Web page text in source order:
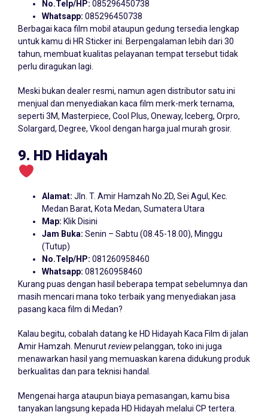
No.Telp/HP: 085296450738
Whatsapp: 085296450738
Berbagai kaca film mobil ataupun gedung tersedia lengkap
untuk kamu di HR Sticker ini. Berpengalaman lebih dari 30
tahun, membuat kualitas pelayanan tempat tersebut tidak
perlu diragukan lagi.
Meski bukan dealer resmi, namun agen distributor satu ini
menjual dan menyediakan kaca film merk-merk ternama,
seperti 3M, Masterpiece, Cool Plus, Oneway, Iceberg, Orpro,
Solargard, Degree, Vkool dengan harga jual murah grosir.
9. HD Hidayah
Alamat: Jln. T. Amir Hamzah No.2D, Sei Agul, Kec.
Medan Barat, Kota Medan, Sumatera Utara
Map: Klik Disini
Jam Buka: Senin – Sabtu (08.45-18.00), Minggu
(Tutup)
No.Telp/HP: 081260958460
Whatsapp: 081260958460
Kurang puas dengan hasil beberapa tempat sebelumnya dan
masih mencari mana toko terbaik yang menyediakan jasa
pasang kaca film di Medan?
Kalau begitu, cobalah datang ke HD Hidayah Kaca Film di jalan
Amir Hamzah. Menurutreviewpelanggan, toko ini juga
menawarkan hasil yang memuaskan karena didukung produk
berkualitas dan para teknisi handal.
Mengenai harga ataupun biaya pemasangan, kamu bisa
tanyakan langsung kepada HD Hidayah melalui CP tertera.